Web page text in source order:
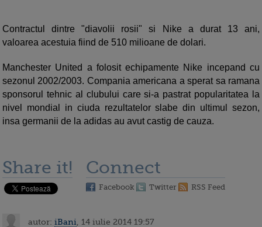
Contractul dintre "diavolii rosii" si Nike a durat 13 ani,
valoarea acestuia fiind de 510 milioane de dolari.
Manchester United a folosit echipamente Nike incepand cu
sezonul 2002/2003. Compania americana a sperat sa ramana
sponsorul tehnic al clubului care si-a pastrat popularitatea la
nivel mondial in ciuda rezultatelor slabe din ultimul sezon,
insa germanii de la adidas au avut castig de cauza.
Share it! Connect
Facebook Twitter RSS Feed
autor: iBani , 14 iulie 2014 19:57